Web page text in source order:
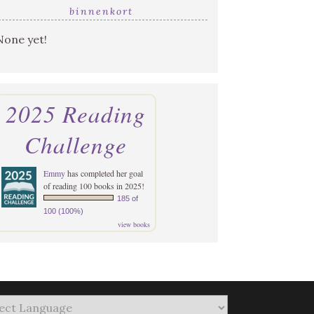
binnenkort
yet!
2025 Reading
Challenge
Emmyhas completed her goal
of reading 100 books in 2025!
185 of
100 (100%)
view books